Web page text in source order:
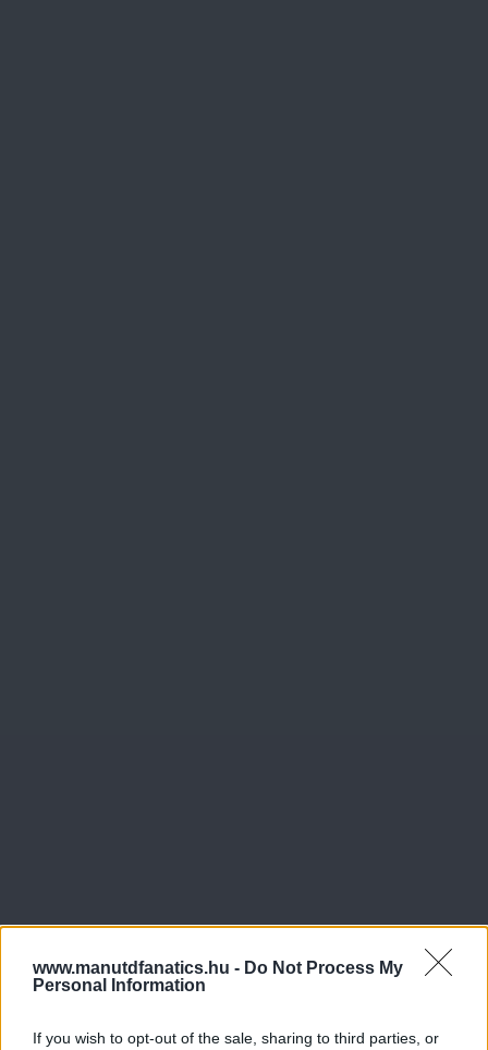
www.manutdfanatics.hu - Do Not Process My
Personal Information
If you wish to opt-out of the sale, sharing to third parties, or